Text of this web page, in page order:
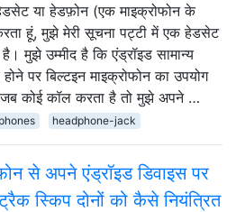
या हेडफ़ोन (एक माइक्रोफोन के
हूं, मुझे मेरी सूचना पट्टी में एक हेडसेट
मुझे उम्मीद है कि एंड्रॉइड सामान्य
पर बिल्टइन माइक्रोफोन का उपयोग
जब कोई कॉल करता है तो मुझे अपने …
headphone-jack
से अपने एंड्रॉइड डिवाइस पर
स्किप दोनों को कैसे नियंत्रित